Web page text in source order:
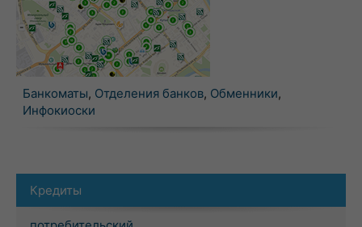
Банкоматы, Отделения банков, Обменники,
Инфокиоски
Кредиты